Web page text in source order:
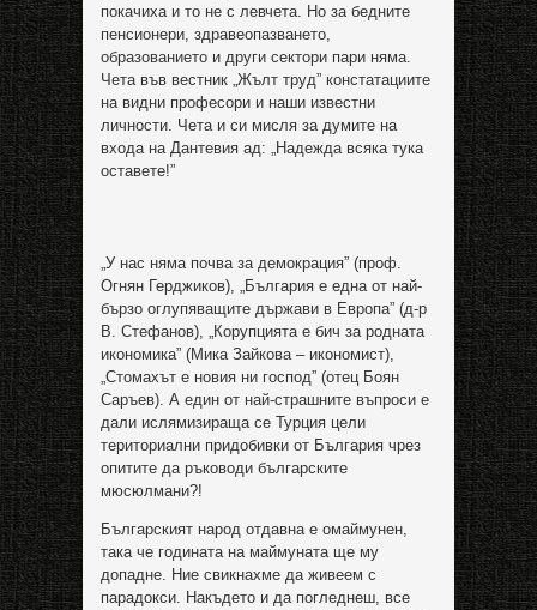
покачиха и то не с левчета. Но за бедните
пенсионери, здравеопазването,
образованието и други сектори пари няма.
Чета във вестник „Жълт труд” констатациите
на видни професори и наши известни
личности. Чета и си мисля за думите на
входа на Дантевия ад: „Надежда всяка тука
оставете!”
„У нас няма почва за демокрация” (проф.
Огнян Герджиков), „България е една от най-
бързо оглупяващите държави в Европа” (д-р
В. Стефанов), „Корупцията е бич за родната
икономика” (Мика Зайкова – икономист),
„Стомахът е новия ни господ” (отец Боян
Саръев). А един от най-страшните въпроси е
дали ислямизираща се Турция цели
териториални придобивки от България чрез
опитите да ръководи българските
мюсюлмани?!
Българският народ отдавна е омаймунен,
така че годината на маймуната ще му
допадне. Ние свикнахме да живеем с
парадокси. Накъдето и да погледнеш, все